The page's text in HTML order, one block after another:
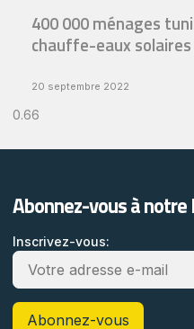
400 000 ménages
chauffe-eaux solaires
20 septembre 2022
Abonnez-vous à
Inscrivez-vous: